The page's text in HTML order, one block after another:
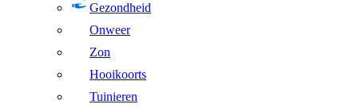
Gezondheid
Onweer
Zon
Hooikoorts
Tuinieren